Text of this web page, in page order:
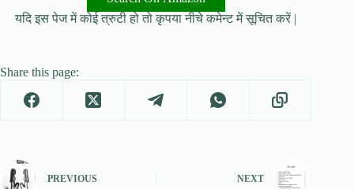
यदि इस पेज में कोई त्रुटी हो तो कृपया नीचे कमेन्ट में सूचित करें |
Share this page:
PREVIOUS NEXT